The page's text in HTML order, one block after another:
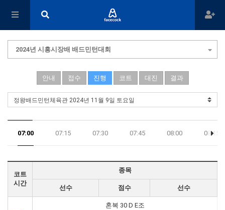
2024년 시흥시장배 배드민턴대회
안내 접수 진행 코트 대진 결과
07:00 07:15 07:30 07:45 08:00 08:15
코트
시간
종목
선수 점수 선수
혼복 30 D E조